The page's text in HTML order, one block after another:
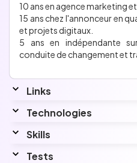
10 ans en agence marketing
15 ans chez l'annonceur en
et projets digitaux.
5 ans en indépendante
conduite de changement et
Links
www.linkedin.com/in/
Technologies
Skills
J'aime l'UX Design et suis
Tests